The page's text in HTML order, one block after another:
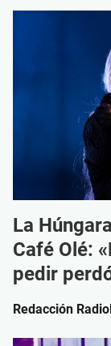
La
Café Olé:
pedir
Redacción